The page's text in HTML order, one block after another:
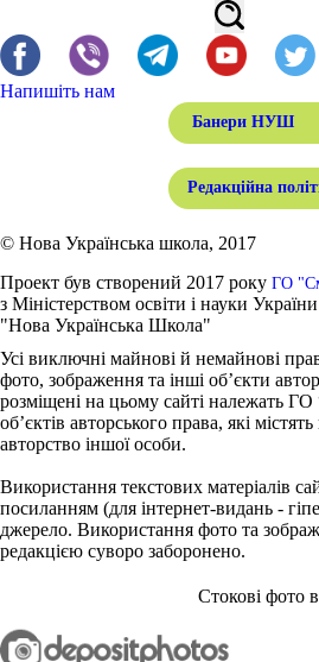
Напишіть нам
Банери НУШ
Редакційна
© Нова Українська школа, 2017
Проект був створений 2017 року ГО
з Міністерством освіти і науки
"Нова Українська Школа"
Усі виключні майнові й немайнові
фото, зображення та інші об’єкти
розміщені на цьому сайті належать ГО
об’єктів авторського права, які
авторство іншої особи.
Використання текстових матеріалів
посиланням (для інтернет-видань -
джерело. Використання фото та
редакцією суворо заборонено.
Стокові фото